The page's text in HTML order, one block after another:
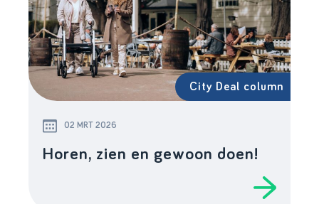
City Deal column
02 MRT 2026
Horen, zien en gewoon doen!